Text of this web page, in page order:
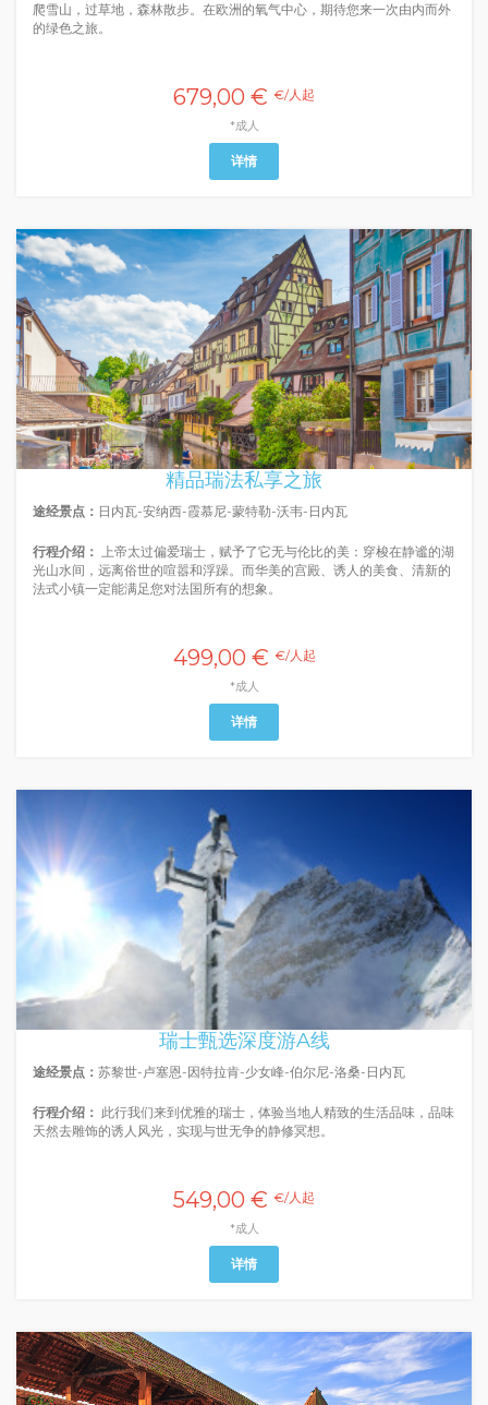
爬雪山，过草地，森林散步。在欧洲的氧气中心，期待您来一次由内而外
的绿色之旅。
679,00 € €/人起
*成人
详情
精品瑞法私享之旅
途经景点： 日内瓦-安纳西-霞慕尼-蒙特勒-沃韦-日内瓦
行程介绍： 上帝太过偏爱瑞士，赋予了它无与伦比的美：穿梭在静谧的湖
光山水间，远离俗世的喧嚣和浮躁。而华美的宫殿、诱人的美食、清新的
法式小镇一定能满足您对法国所有的想象。
499,00 € €/人起
*成人
详情
瑞士甄选深度游A线
途经景点： 苏黎世-卢塞恩-因特拉肯-少女峰-伯尔尼-洛桑-日内瓦
行程介绍： 此行我们来到优雅的瑞士，体验当地人精致的生活品味，品味
天然去雕饰的诱人风光，实现与世无争的静修冥想。
549,00 € €/人起
*成人
详情